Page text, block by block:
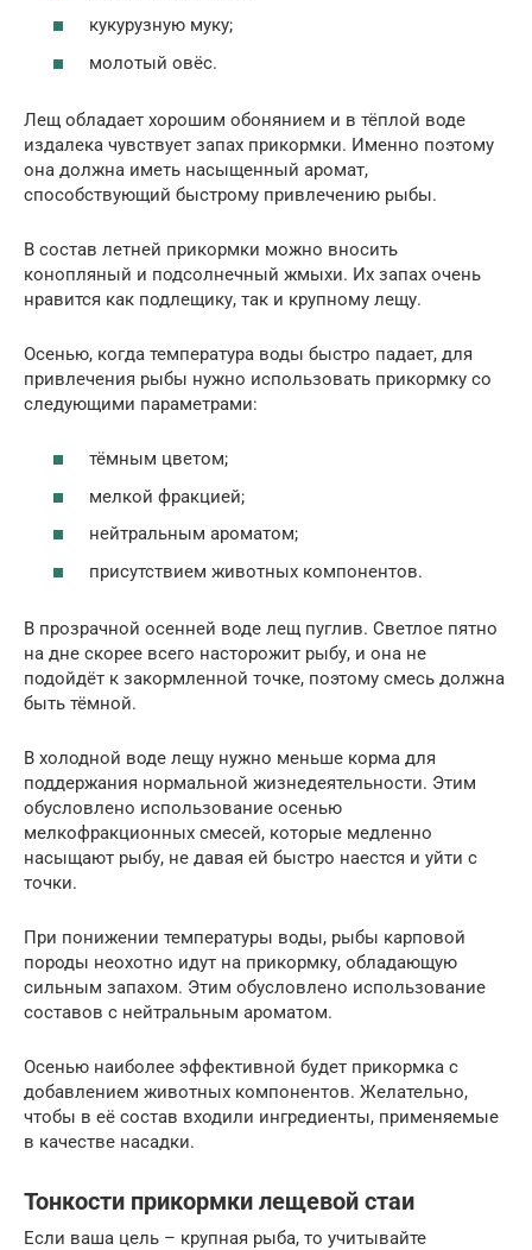
кукурузную муку;
молотый овёс.
Лещ обладает хорошим обонянием и в тёплой воде
издалека чувствует запах прикормки. Именно поэтому
она должна иметь насыщенный аромат,
способствующий быстрому привлечению рыбы.
В состав летней прикормки можно вносить
конопляный и подсолнечный жмыхи. Их запах очень
нравится как подлещику, так и крупному лещу.
Осенью, когда температура воды быстро падает, для
привлечения рыбы нужно использовать прикормку со
следующими параметрами:
тёмным цветом;
мелкой фракцией;
нейтральным ароматом;
присутствием животных компонентов.
В прозрачной осенней воде лещ пуглив. Светлое пятно
на дне скорее всего насторожит рыбу, и она не
подойдёт к закормленной точке, поэтому смесь должна
быть тёмной.
В холодной воде лещу нужно меньше корма для
поддержания нормальной жизнедеятельности. Этим
обусловлено использование осенью
мелкофракционных смесей, которые медленно
насыщают рыбу, не давая ей быстро наестся и уйти с
точки.
При понижении температуры воды, рыбы карповой
породы неохотно идут на прикормку, обладающую
сильным запахом. Этим обусловлено использование
составов с нейтральным ароматом.
Осенью наиболее эффективной будет прикормка с
добавлением животных компонентов. Желательно,
чтобы в её состав входили ингредиенты, применяемые
в качестве насадки.
Тонкости прикормки лещевой стаи
Если ваша цель – крупная рыба, то учитывайте